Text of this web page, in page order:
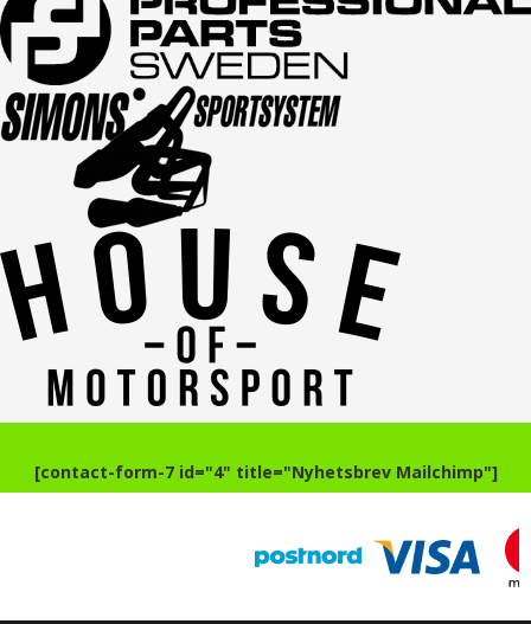
[contact-form-7 id="4" title="Nyhetsbrev Mailchimp"]